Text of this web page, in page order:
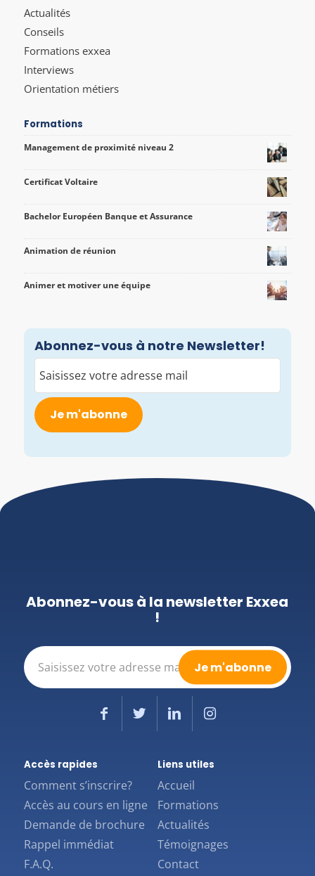
Actualités
Conseils
Formations exxea
Interviews
Orientation métiers
Formations
Management de proximité niveau 2
Certificat Voltaire
Bachelor Européen Banque et Assurance
Animation de réunion
Animer et motiver une équipe
Abonnez-vous à notre Newsletter!
E-
mail
(Nécessaire)
Abonnez-vous à la newsletter Exxea
!
E-
mail
(Nécessaire)
Accès rapides
Comment s’inscrire?
Accès au cours en ligne
Demande de brochure
Rappel immédiat
F.A.Q.
Liens utiles
Accueil
Formations
Actualités
Témoignages
Contact